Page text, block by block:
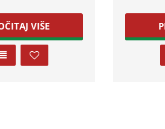
VIŠE